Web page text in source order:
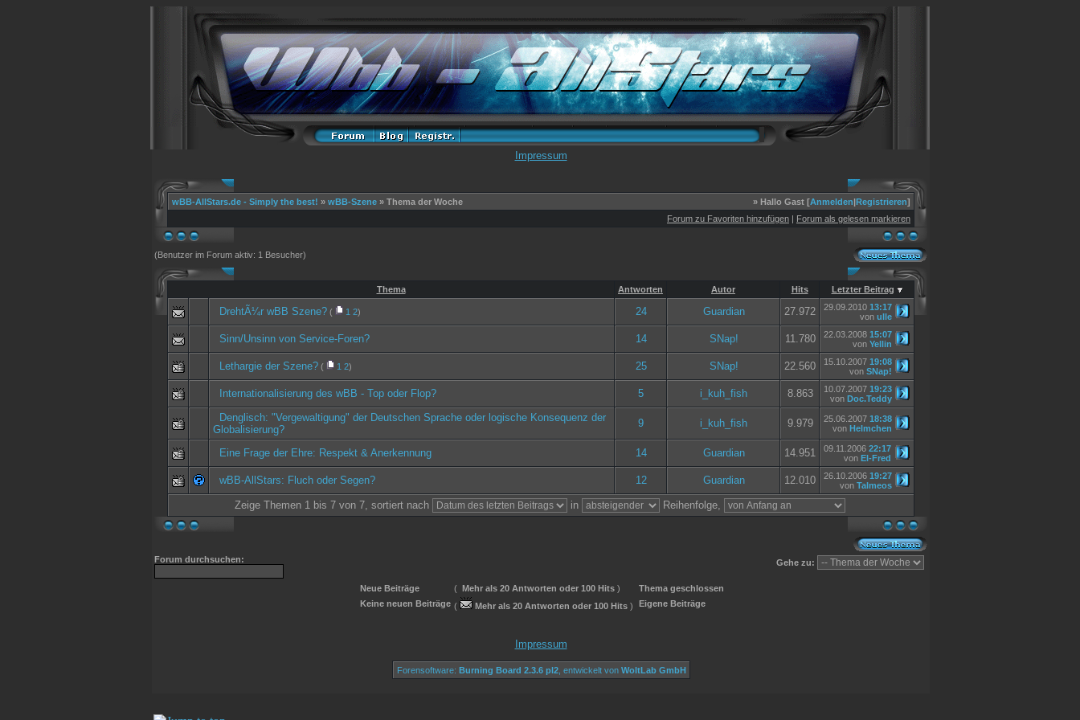
Impressum
wBB-AllStars.de - Simply the best! » wBB-Szene » Thema der Woche » Hallo Gast [Anmelden|Registrieren]
Forum zu Favoriten hinzufügen | Forum als gelesen markieren
(Benutzer im Forum aktiv: 1 Besucher)
Thema Antworten Autor Hits Letzter Beitrag
DrehtÃ¼r wBB Szene? ( 1 2) 24 Guardian 27.972 29.09.2010 13:17
von ulle
Sinn/Unsinn von Service-Foren? 14 SNap! 11.780 22.03.2008 15:07
von Yellin
Lethargie der Szene? ( 1 2) 25 SNap! 22.560 15.10.2007 19:08
von SNap!
Internationalisierung des wBB - Top oder Flop? 5 i_kuh_fish 8.863 10.07.2007 19:23
von Doc.Teddy
Denglisch: "Vergewaltigung" der Deutschen Sprache oder logische Konsequenz der
Globalisierung?
9 i_kuh_fish 9.979 25.06.2007 18:38
von Helmchen
Eine Frage der Ehre: Respekt & Anerkennung 14 Guardian 14.951 09.11.2006 22:17
von El-Fred
wBB-AllStars: Fluch oder Segen? 12 Guardian 12.010 26.10.2006 19:27
von Talmeos
Zeige Themen 1 bis 7 von 7, sortiert nach in Reihenfolge,
Forum durchsuchen: Gehe zu:
Neue Beiträge ( Mehr als 20 Antworten oder 100 Hits )
Thema geschlossen
Keine neuen Beiträge ( Mehr als 20 Antworten oder 100 Hits ) Eigene Beiträge
Impressum
Forensoftware: Burning Board 2.3.6 pl2, entwickelt von WoltLab GmbH